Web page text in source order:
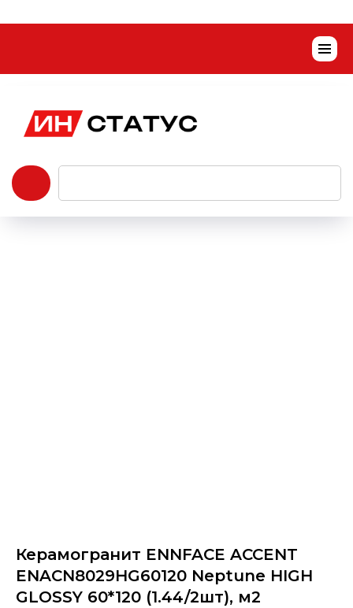
Керамогранит ENNFACE ACCENT
ENACN8029HG60120 Neptune HIGH
GLOSSY 60*120 (1.44/2шт), м2